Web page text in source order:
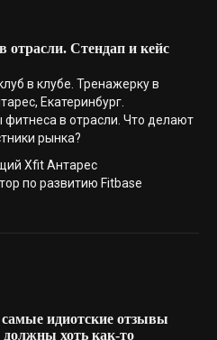
отрасли. Стендап и кейс
в клубе. Тренажерку в
Екатеринбург.
в отрасли. Что делают
рынка?
Xfit Антарес
по развитию Fitbase
идиотские отзывы
хоть как-то